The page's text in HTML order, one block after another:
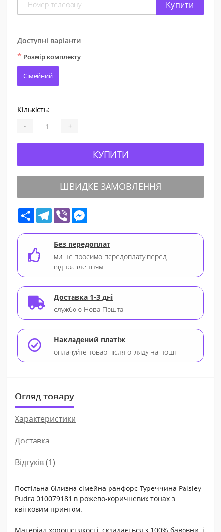
Купити
Доступні варіанти
* Розмір комплекту
Сімейний
Кількість:
- +
КУПИТИ
ШВИДКЕ ЗАМОВЛЕННЯ
Share Telegram
Viber
Без передоплат
ми не просимо передоплату перед
відправленням
Доставка 1-3 дні
службою Нова Пошта
Накладений платіж
оплачуйте товар після огляду на пошті
Огляд товару
Характеристики
Доставка
Відгуків (1)
Постільна білизна сімейна ранфорс Туреччина Paisley
Pudra 010079181 в рожево-коричневих тонах з
квітковим принтом.
Матеріал хорошої якості, складається з 100% бавовни, і